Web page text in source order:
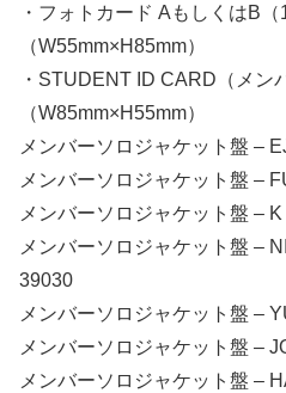
・フォトカード AもしくはB
（W55mm×H85mm）
・STUDENT ID CARD（メン
（W85mm×H55mm）
メンバーソロジャケット盤 –
メンバーソロジャケット盤 –
メンバーソロジャケット盤 –
メンバーソロジャケット盤 –
39030
メンバーソロジャケット盤 –
メンバーソロジャケット盤 –
メンバーソロジャケット盤 –